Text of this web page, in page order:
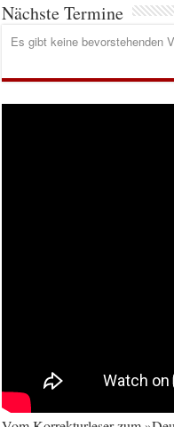
Nächste Termine
Es gibt keine bevorstehenden